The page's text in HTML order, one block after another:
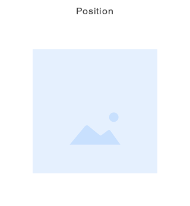
Position